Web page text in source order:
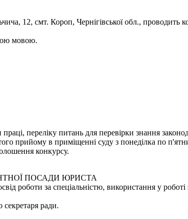
12, смт. Короп, Чернігівської обл., проводить
мовою.
переліку питань для перевірки знання
прийому в приміщенні суду з понеділка по
конкурсу.
ПОСАДИ ЮРИСТА
за спеціальністю, використання у роботі
ради.